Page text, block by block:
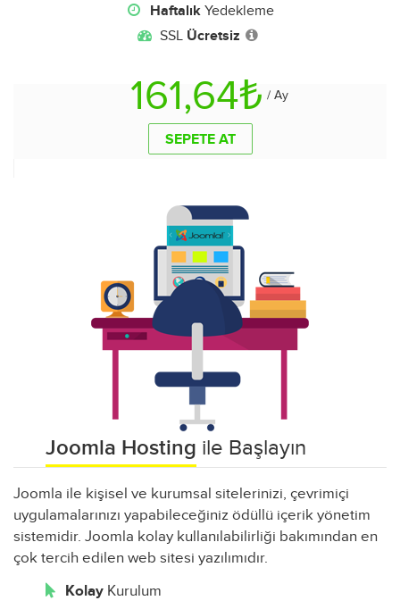
HaftalıkYedekleme
SSL Ücretsiz
161,64₺ / Ay
SEPETE AT
Joomla Hosting ile Başlayın
Joomla ile kişisel ve kurumsal sitelerinizi, çevrimiçi
uygulamalarınızı yapabileceğiniz ödüllü içerik yönetim
sistemidir. Joomla kolay kullanılabilirliği bakımından en
çok tercih edilen web sitesi yazılımıdır.
Kolay Kurulum